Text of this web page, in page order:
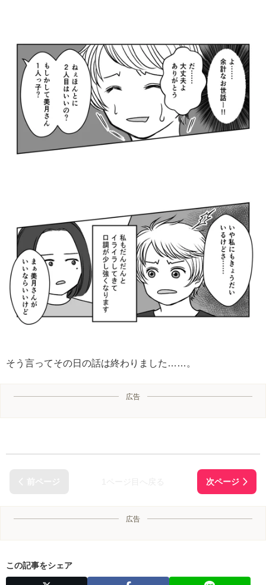
そう言ってその日の話は終わりました……。
広告
広告
この記事をシェア